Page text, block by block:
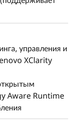
управления и
XClarity
Aware Runtime